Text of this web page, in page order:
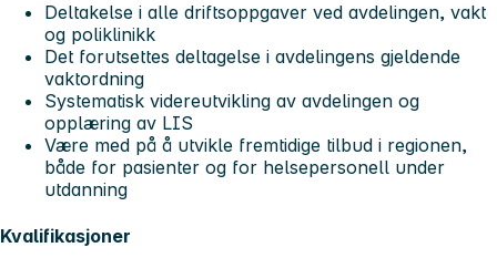
Deltakelse i alle driftsoppgaver ved avdelingen, vakt
og poliklinikk
Det forutsettes deltagelse i avdelingens gjeldende
vaktordning
Systematisk videreutvikling av avdelingen og
opplæring av LIS
Være med på å utvikle fremtidige tilbud i regionen,
både for pasienter og for helsepersonell under
utdanning
Kvalifikasjoner